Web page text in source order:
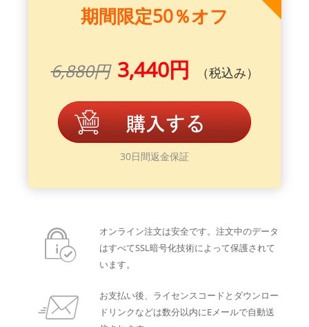
期間限定50％オフ
6,880円 3,440円 （税込み）
30日間返金保証
オンライン注文は安全です。注文中のデータ
はすべてSSL暗号化技術によって保護されて
います。
お支払い後、ライセンスコードとダウンロー
ドリンクなどは数分以内にEメールで自動送